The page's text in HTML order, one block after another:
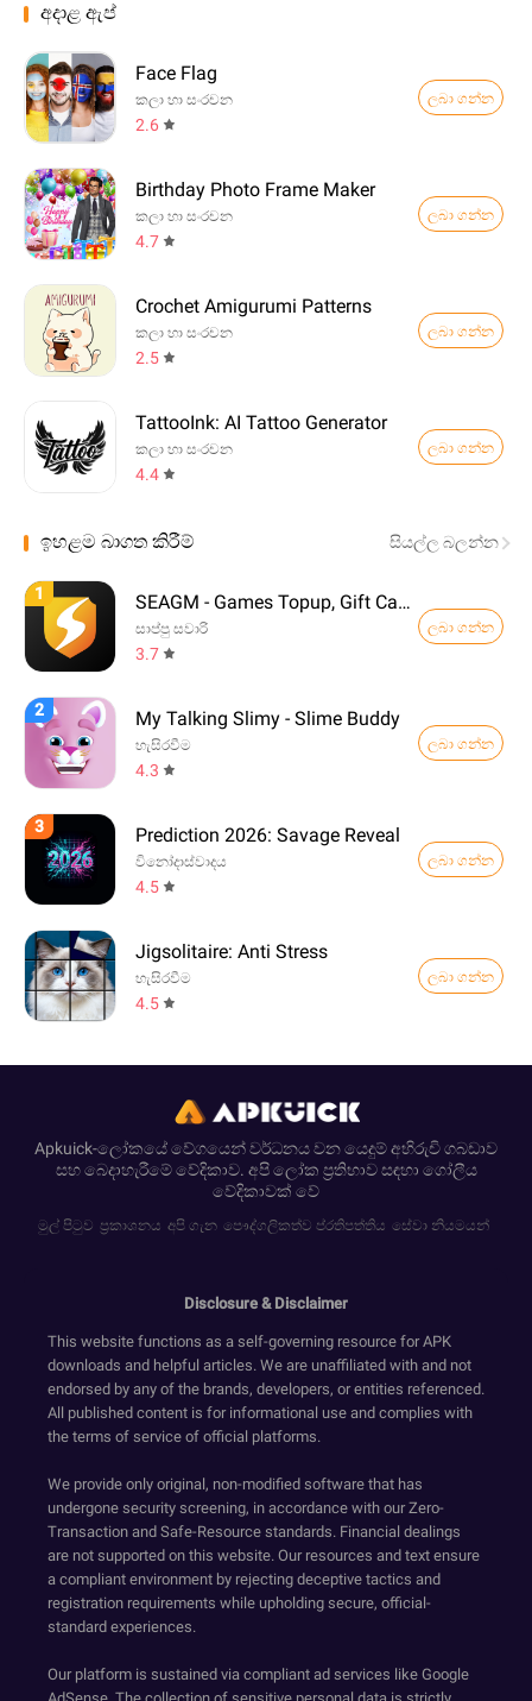
අදාළ ඇප්
Face Flag
කලා හා සංරචන
2.6
ලබා ගන්න
Birthday Photo Frame Maker
කලා හා සංරචන
4.7
ලබා ගන්න
Crochet Amigurumi Patterns
කලා හා සංරචන
2.5
ලබා ගන්න
TattooInk: AI Tattoo Generator
කලා හා සංරචන
4.4
ලබා ගන්න
ඉහළම බාගත කිරීම් සියල්ල බලන්න
1 SEAGM - Games Topup, Gift Card
සාප්පු සවාරි
3.7
ලබා ගන්න
2 My Talking Slimy - Slime Buddy
හැසිරවීම
4.3
ලබා ගන්න
3 Prediction 2026: Savage Reveal
විනෝදාස්වාදය
4.5
ලබා ගන්න
Jigsolitaire: Anti Stress
හැසිරවීම
4.5
ලබා ගන්න
Apkuick-ලෝකයේ වේගයෙන් වර්ධනය වන යෙදුම් අභිරුචි ගබඩාව
සහ බෙදාහැරීමේ වේදිකාව. අපි ලෝක ප්‍රතිභාව සඳහා ගෝලීය
වේදිකාවක් වේ
මුල් පිටුව ප්‍රකාශනය අපි ගැන පෞද්ගලිකත්ව ප්රතිපත්තිය සේවා නියමයන්
Disclosure & Disclaimer
This website functions as a self-governing resource for APK
downloads and helpful articles. We are unaffiliated with and not
endorsed by any of the brands, developers, or entities referenced.
All published content is for informational use and complies with
the terms of service of official platforms.
We provide only original, non-modified software that has
undergone security screening, in accordance with our Zero-
Transaction and Safe-Resource standards. Financial dealings
are not supported on this website. Our resources and text ensure
a compliant environment by rejecting deceptive tactics and
registration requirements while upholding secure, official-
standard experiences.
Our platform is sustained via compliant ad services like Google